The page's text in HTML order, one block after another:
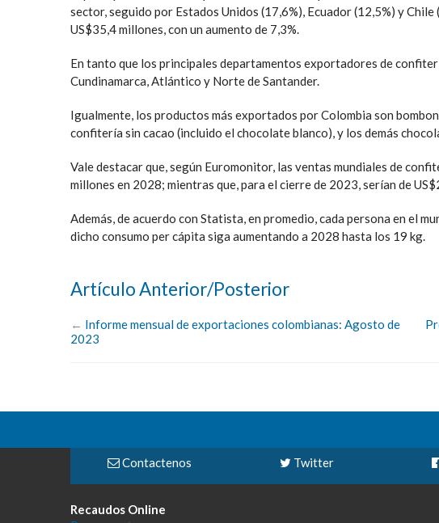
sector, seguido por Estados Unidos (17,6%), Ecuador (12,5%) y
US$35,4 millones, con un aumento de 7,3%.
En tanto que los principales departamentos exportadores de
Cundinamarca, Atlántico y Norte de Santander.
Igualmente, los productos más exportados por Colombia son
confitería sin cacao (incluido el chocolate blanco), y los demás
Vale destacar que, según Euromonitor, las ventas mundiales de
millones en 2028; mientras que, para el cierre de 2023, serían de
Además, de acuerdo con Statista, en promedio, cada persona en el
dicho consumo per cápita siga aumentando a 2028 hasta los 19 kg.
Artículo Anterior/Posterior
← Informe mensual de exportaciones colombianas: Agosto de
2023
Contactenos Twitter
Recaudos Online